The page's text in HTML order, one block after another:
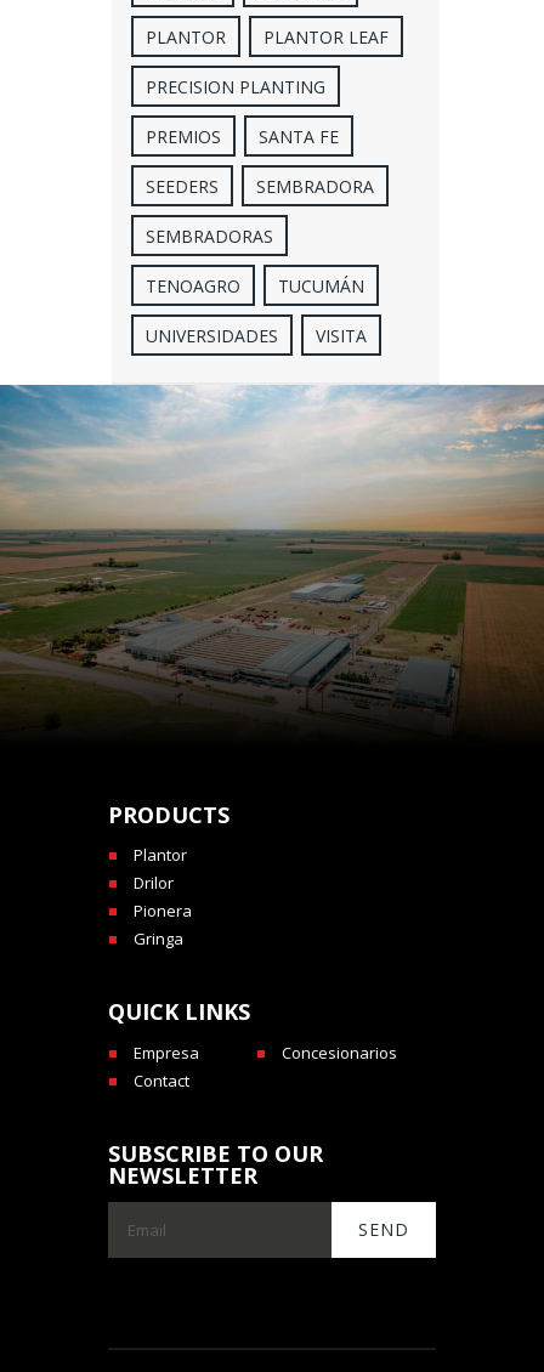
PLANTOR PLANTOR LEAF
PRECISION PLANTING
PREMIOS SANTA FE
SEEDERS SEMBRADORA
SEMBRADORAS
TENOAGRO TUCUMÁN
UNIVERSIDADES VISITA
PRODUCTS
Plantor
Drilor
Pionera
Gringa
QUICK LINKS
Empresa
Concesionarios
Contact
SUBSCRIBE TO OUR
NEWSLETTER